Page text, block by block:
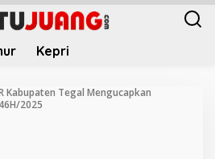
Kepri
Kabupaten Tegal Mengucapkan
2025